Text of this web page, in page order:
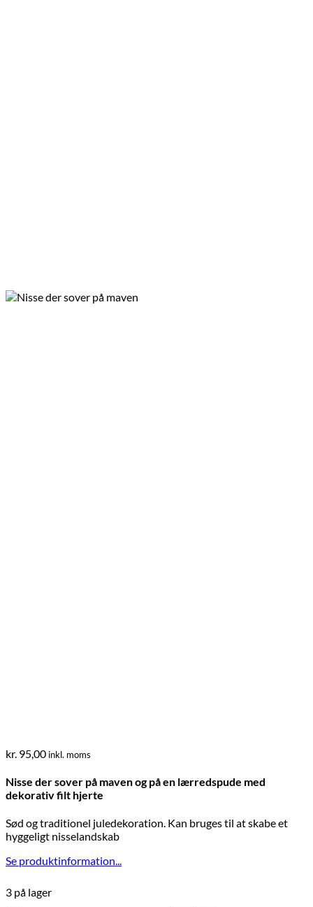
kr. 95,00 inkl. moms
Nisse der sover på maven og på en lærredspude med
dekorativ filt hjerte
Sød og traditionel juledekoration. Kan bruges til at skabe et
hyggeligt nisselandskab
Se produktinformation...
3 på lager